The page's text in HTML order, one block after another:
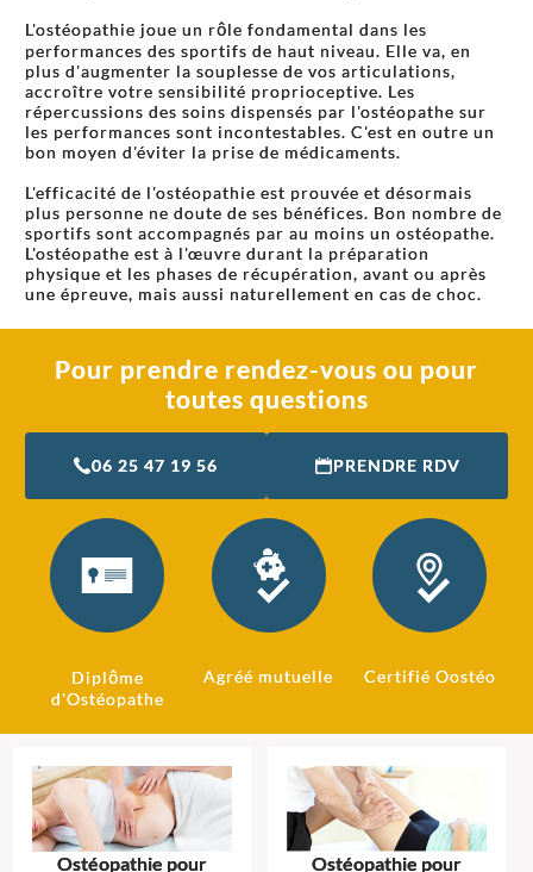
L'ostéopathie joue un rôle fondamental dans les
performances des sportifs de haut niveau. Elle va, en
plus d'augmenter la souplesse de vos articulations,
accroître votre sensibilité proprioceptive. Les
répercussions des soins dispensés par l'ostéopathe sur
les performances sont incontestables. C'est en outre un
bon moyen d'éviter la prise de médicaments.
L'efficacité de l'ostéopathie est prouvée et désormais
plus personne ne doute de ses bénéfices. Bon nombre de
sportifs sont accompagnés par au moins un ostéopathe.
L'ostéopathe est à l'œuvre durant la préparation
physique et les phases de récupération, avant ou après
une épreuve, mais aussi naturellement en cas de choc.
Pour prendre rendez-vous ou pour
toutes questions
06 25 47 19 56 PRENDRE RDV
Diplôme
d'Ostéopathe
Agréé mutuelle Certifié Oostéo
Ostéopathie pour Ostéopathie pour